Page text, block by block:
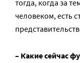
тогда, когда за
человеком, есть
– Какие сейчас